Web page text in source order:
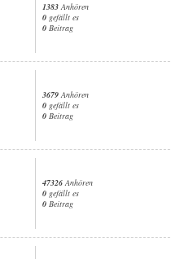
1383Anhören
0 gefällt es
0 Beitrag
3679Anhören
0 gefällt es
0 Beitrag
47326Anhören
0 gefällt es
0 Beitrag